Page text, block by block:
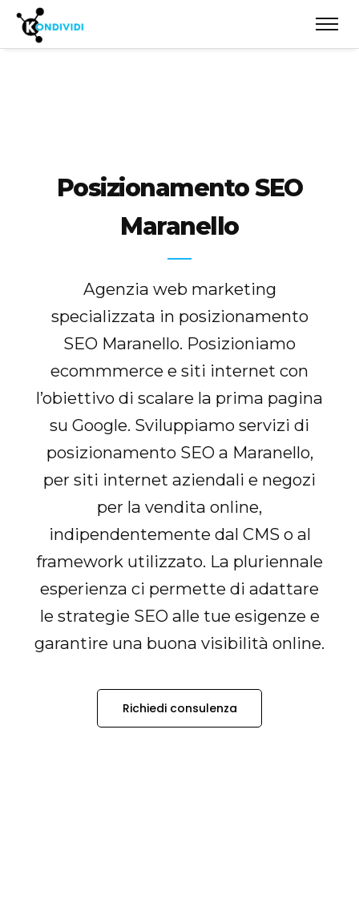
Posizionamento SEO
Maranello
Agenzia web marketing
specializzata in posizionamento
SEO Maranello. Posizioniamo
ecommmerce e siti internet con
l’obiettivo di scalare la prima pagina
su Google. Sviluppiamo servizi di
posizionamento SEO a Maranello,
per siti internet aziendali e negozi
per la vendita online,
indipendentemente dal CMS o al
framework utilizzato. La pluriennale
esperienza ci permette di adattare
le strategie SEO alle tue esigenze e
garantire una buona visibilità online.
Richiedi consulenza